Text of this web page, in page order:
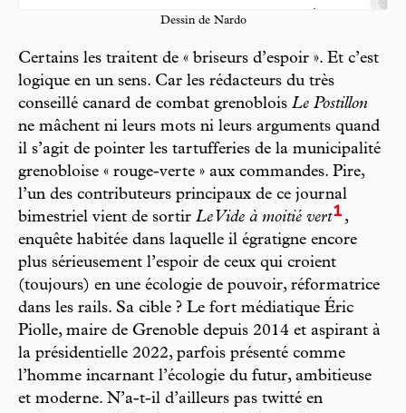
Dessin de Nardo
Certains les traitent de « briseurs d’espoir ». Et c’est
logique en un sens. Car les rédacteurs du très
conseillé canard de combat grenoblois Le Postillon
ne mâchent ni leurs mots ni leurs arguments quand
il s’agit de pointer les tartufferies de la municipalité
grenobloise « rouge-verte » aux commandes. Pire,
l’un des contributeurs principaux de ce journal
bimestriel vient de sortir Le Vide à moitié vert1 ,
enquête habitée dans laquelle il égratigne encore
plus sérieusement l’espoir de ceux qui croient
(toujours) en une écologie de pouvoir, réformatrice
dans les rails. Sa cible ? Le fort médiatique Éric
Piolle, maire de Grenoble depuis 2014 et aspirant à
la présidentielle 2022, parfois présenté comme
l’homme incarnant l’écologie du futur, ambitieuse
et moderne. N’a-t-il d’ailleurs pas twitté en